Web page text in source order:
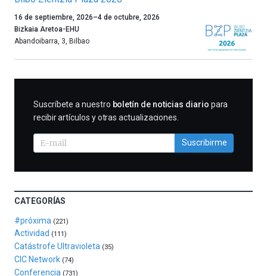
Un
año
más,
celebración
la
edición
Bilbo
Zientzia
Plaza
(BZP),
un
16 de septiembre, 2026–4 de octubre, 2026
Bizkaia Aretoa-EHU
Abandoibarra, 3, Bilbao
SUSCRIBIRME
Suscríbete a nuestro boletín de noticias diario para
recibir artículos y otras actualizaciones.
Suscribirme
CATEGORÍAS
#próxima (221)
Actividad (111)
Catástrofe Ultravioleta (35)
CIC Network (74)
Conferencia (731)